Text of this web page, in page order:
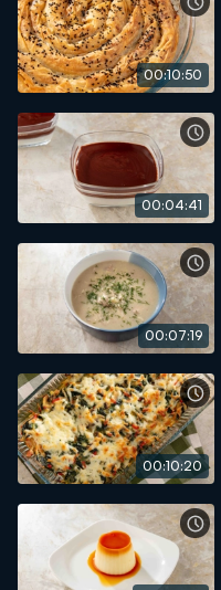
00:10:50
00:04:41
00:07:19
00:10:20